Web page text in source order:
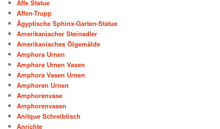
Affe Statue
Affen-Trupp
Ägyptische Sphinx-Garten-Statue
Amerikanischer Steinadler
Amerikanisches Ölgemälde
Amphora Urnen
Amphora Urnen Vasen
Amphora Vasen Urnen
Amphoren Urnen
Amphorenvase
Amphorenvasen
Anitque Schreibtisch
Anrichte